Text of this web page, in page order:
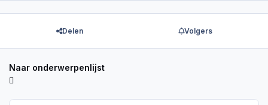
Delen Volgers
Naar onderwerpenlijst